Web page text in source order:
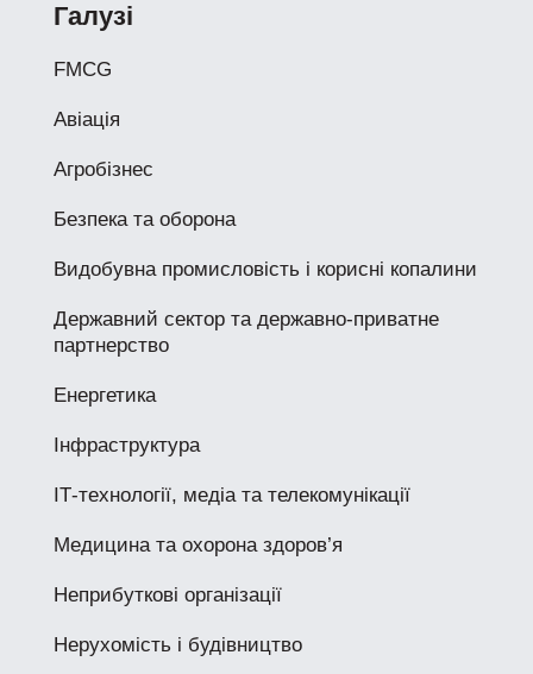
Галузі
FMCG
Авіація
Агробізнес
Безпека та оборона
Видобувна промисловість і корисні копалини
Державний сектор та державно-приватне
партнерство
Енергетика
Інфраструктура
ІТ-технології, медіа та телекомунікації
Медицина та охорона здоров’я
Неприбуткові організації
Нерухомість і будівництво